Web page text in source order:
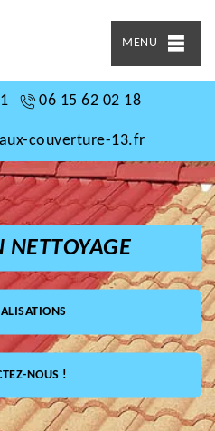
MENU
06 15 62 02 18
couverture-13.fr
NETTOYAGE
NOUS !